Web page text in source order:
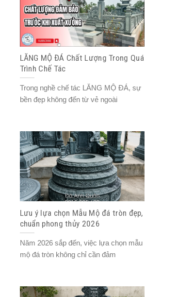
LĂNG MỘ ĐÁ Chất Lượng Trong Quá
Trình Chế Tác
Trong nghề chế tác LĂNG MỘ ĐÁ, sự
bền đẹp không đến từ vẻ ngoài
Lưu ý lựa chọn Mẫu Mộ đá tròn đẹp,
chuẩn phong thủy 2026
Năm 2026 sắp đến, việc lựa chọn mẫu
mộ đá tròn không chỉ cần đảm